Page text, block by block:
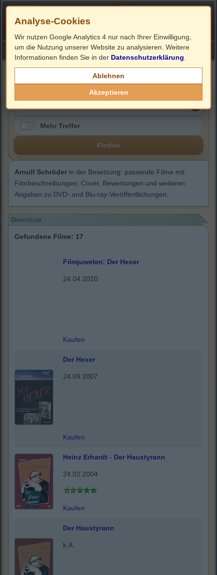
HOME ImpressumLinks
Arnulf Schröder
Mehr Treffer
Finden
Arnulf Schröder in der Besetzung: passende Filme mit
Filmbeschreibungen, Cover, Bewertungen und weiteren
Angaben zu DVD- und Blu-ray-Veröffentlichungen.
Darsteller
Gefundene Filme: 17
Filmjuwelen: Der Hexer
24.04.2020
Kaufen
Der Hexer
24.09.2007
Kaufen
Heinz Erhardt - Der Haustyrann
24.02.2004
Kaufen
Der Haustyrann
k.A.
Analyse-Cookies
Wir nutzen Google Analytics 4 nur nach Ihrer Einwilligung,
um die Nutzung unserer Website zu analysieren. Weitere
Informationen finden Sie in der Datenschutzerklärung
Ablehnen
Akzeptieren